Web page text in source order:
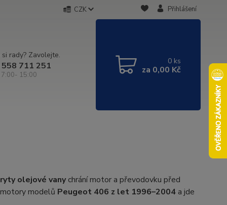
CZK Přihlášení
rady? Zavolejte.
711 251
7:00- 15:00
0 ks
za 0,00 Kč
olejové vanychrání motor a převodovku před
modelů Peugeot 406 z let 1996–2004a jde